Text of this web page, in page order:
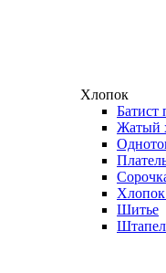
Хлопок
Батист
Жатый
Шитье